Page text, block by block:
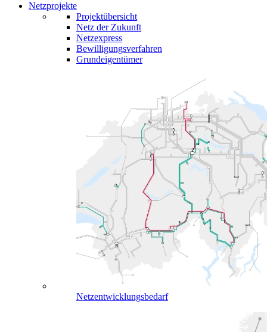
Netzprojekte
Projektübersicht
Netz der Zukunft
Netzexpress
Bewilligungsverfahren
Grundeigentümer
Netzentwicklungsbedarf